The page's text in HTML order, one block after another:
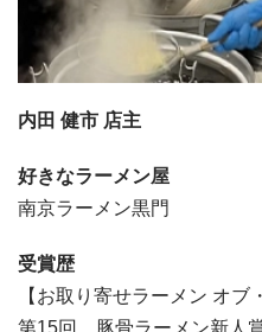
内田 健市 店主
好きなラーメン屋
南京ラーメン黒門
受賞歴
【お取り寄せラーメン オブ
第15回 豚骨ラーメン新人